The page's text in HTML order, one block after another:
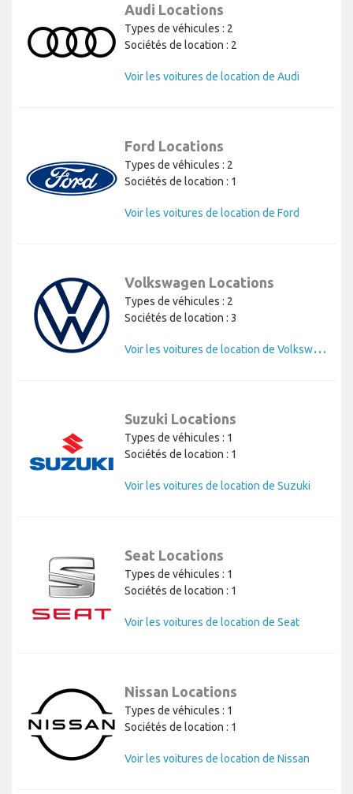
Audi Locations
Types de véhicules : 2
Sociétés de location : 2
Voir les voitures de location de Audi
Ford Locations
Types de véhicules : 2
Sociétés de location : 1
Voir les voitures de location de Ford
Volkswagen Locations
Types de véhicules : 2
Sociétés de location : 3
V
oir les voitures de location de Volkswagen
Suzuki Locations
Types de véhicules : 1
Sociétés de location : 1
Voir les voitures de location de Suzuki
Seat Locations
Types de véhicules : 1
Sociétés de location : 1
Voir les voitures de location de Seat
Nissan Locations
Types de véhicules : 1
Sociétés de location : 1
Voir les voitures de location de Nissan